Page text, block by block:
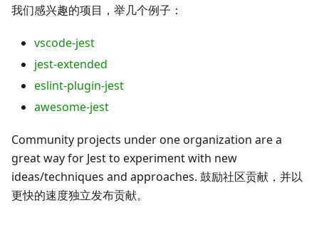
我们感兴趣的项目，举几个例子：
vscode-jest
jest-extended
eslint-plugin-jest
awesome-jest
Community projects under one organization are a
great way for Jest to experiment with new
ideas/techniques and approaches. 鼓励社区贡献，并以
更快的速度独立发布贡献。